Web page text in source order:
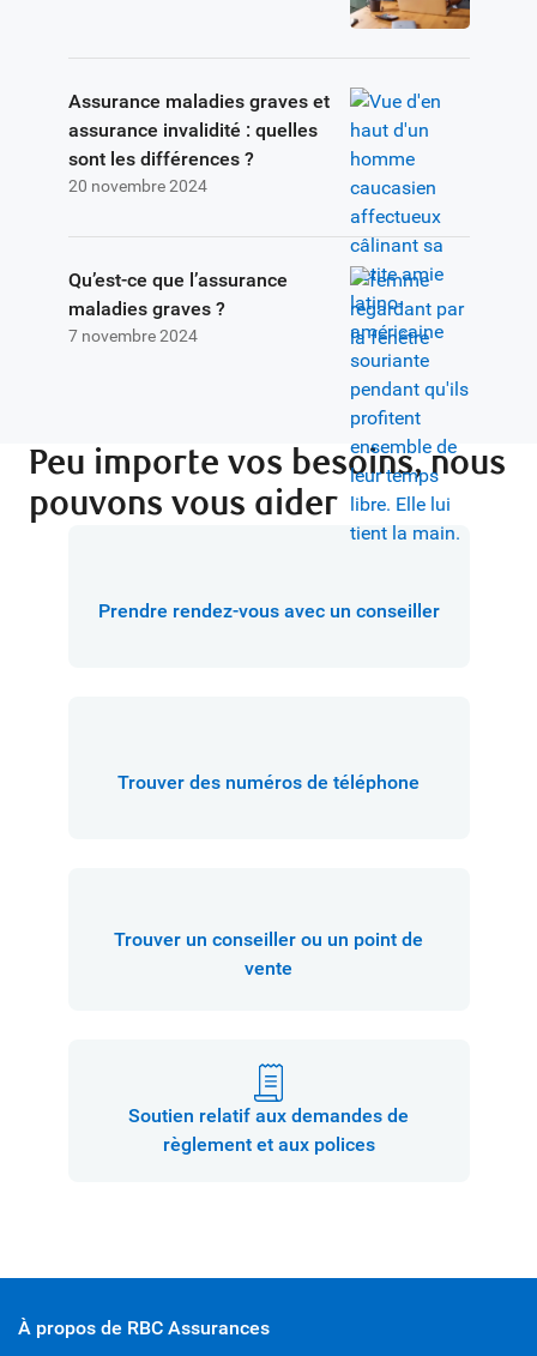
20 novembre 2024
Assurance maladies graves et
assurance invalidité : quelles
sont les différences ?
7 novembre 2024
Qu’est-ce que l’assurance
maladies graves ?
Peu importe vos besoins, nous
pouvons vous aider
Prendre rendez-vous avec un conseiller
Trouver des numéros de téléphone
Trouver un conseiller ou un point de
vente
Soutien relatif aux demandes de
règlement et aux polices
À propos de RBC Assurances